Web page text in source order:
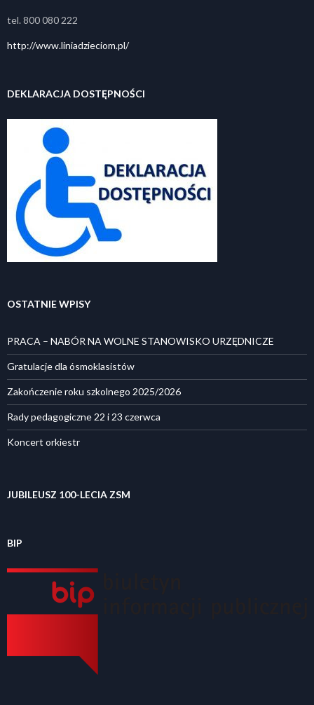
tel. 800 080 222
http://www.liniadzieciom.pl/
DEKLARACJA DOSTĘPNOŚCI
OSTATNIE WPISY
PRACA – NABÓR NA WOLNE STANOWISKO URZĘDNICZE
Gratulacje dla ósmoklasistów
Zakończenie roku szkolnego 2025/2026
Rady pedagogiczne 22 i 23 czerwca
Koncert orkiestr
JUBILEUSZ 100-LECIA ZSM
BIP